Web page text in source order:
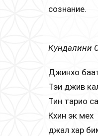
сознание.
Кундалини
Джинхо
Тэи джив
Тин тарио
Кхин эк мех
джал хар